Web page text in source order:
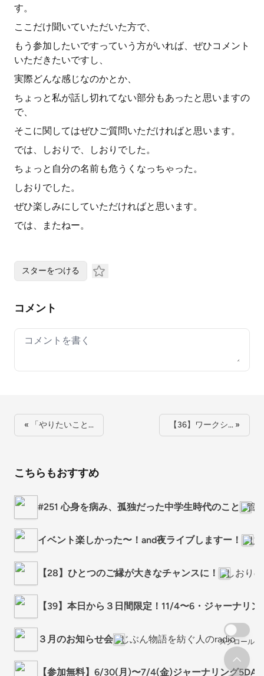
す。
ここだけ聞いていただいた方で、
もう参加したいですっていう方がいれば、ぜひコメント
いただきたいですし、
実際どんな感じなのかとか、
ちょっと私が話し切れてない部分もあったと思いますの
で、
そこに関してはぜひご質問いただければと思います。
では、しおりで、しおりでした。
ちょっと自分の名前も危うくなっちゃった。
しおりでした。
ぜひ楽しみにしていただければと思います。
では、またねー。
スターをつける
コメント
Your comment
« 「やりたいこと… 【36】ワークシ… »
こちらもおすすめ
#251 心身を病み、孤独だった中学生時代のこと 管
イベント楽しかった〜！and夜ライブしますー！ じ
【28】ひとつのご縁が大きなチャンスに！ しおり
【39】本日から３日間限定！11/4〜6・ジャーナリ
３月のお知らせ会 じぶん物語を紡ぐ人のradio
【参加無料】6/30(月)〜7/4(金)ジャーナリング
スクロール